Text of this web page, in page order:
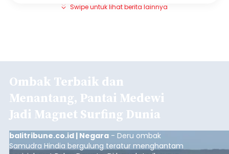
Swipe untuk lihat berita lainnya
Ombak Terbaik dan
Menantang, Pantai Medewi
Jadi Magnet Surfing Dunia
balitribune.co.id | Negara - Deru ombak
Samudra Hindia bergulung teratur menghantam